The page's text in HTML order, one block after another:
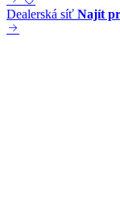
Dealerská síť Najít